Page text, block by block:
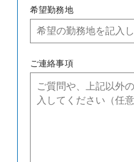
希望勤務地
ご連絡事項